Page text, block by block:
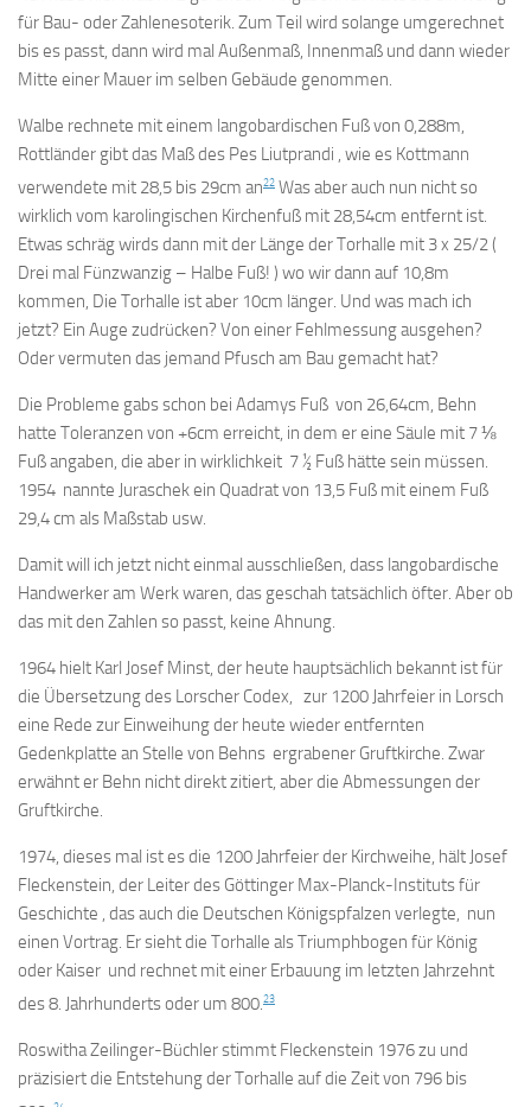
für Bau- oder Zahlenesoterik. Zum Teil wird solange umgerechnet
bis es passt, dann wird mal Außenmaß, Innenmaß und dann wieder
Mitte einer Mauer im selben Gebäude genommen.
Walbe rechnete mit einem langobardischen Fuß von 0,288m,
Rottländer gibt das Maß des Pes Liutprandi , wie es Kottmann
verwendete mit 28,5 bis 29cm an22 Was aber auch nun nicht so
wirklich vom karolingischen Kirchenfuß mit 28,54cm entfernt ist.
Etwas schräg wirds dann mit der Länge der Torhalle mit 3 x 25/2 (
Drei mal Fünzwanzig – Halbe Fuß! ) wo wir dann auf 10,8m
kommen, Die Torhalle ist aber 10cm länger. Und was mach ich
jetzt? Ein Auge zudrücken? Von einer Fehlmessung ausgehen?
Oder vermuten das jemand Pfusch am Bau gemacht hat?
Die Probleme gabs schon bei Adamys Fuß von 26,64cm, Behn
hatte Toleranzen von +6cm erreicht, in dem er eine Säule mit 7 ⅛
Fuß angaben, die aber in wirklichkeit 7 ½ Fuß hätte sein müssen.
1954 nannte Juraschek ein Quadrat von 13,5 Fuß mit einem Fuß
29,4 cm als Maßstab usw.
Damit will ich jetzt nicht einmal ausschließen, dass langobardische
Handwerker am Werk waren, das geschah tatsächlich öfter. Aber ob
das mit den Zahlen so passt, keine Ahnung.
1964 hielt Karl Josef Minst, der heute hauptsächlich bekannt ist für
die Übersetzung des Lorscher Codex, zur 1200 Jahrfeier in Lorsch
eine Rede zur Einweihung der heute wieder entfernten
Gedenkplatte an Stelle von Behns ergrabener Gruftkirche. Zwar
erwähnt er Behn nicht direkt zitiert, aber die Abmessungen der
Gruftkirche.
1974, dieses mal ist es die 1200 Jahrfeier der Kirchweihe, hält Josef
Fleckenstein, der Leiter des Göttinger Max-Planck-Instituts für
Geschichte , das auch die Deutschen Königspfalzen verlegte, nun
einen Vortrag. Er sieht die Torhalle als Triumphbogen für König
oder Kaiser und rechnet mit einer Erbauung im letzten Jahrzehnt
des 8. Jahrhunderts oder um 800.23
Roswitha Zeilinger-Büchler stimmt Fleckenstein 1976 zu und
präzisiert die Entstehung der Torhalle auf die Zeit von 796 bis